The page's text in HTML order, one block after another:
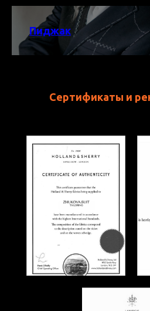
Пиджак
Сертификаты и